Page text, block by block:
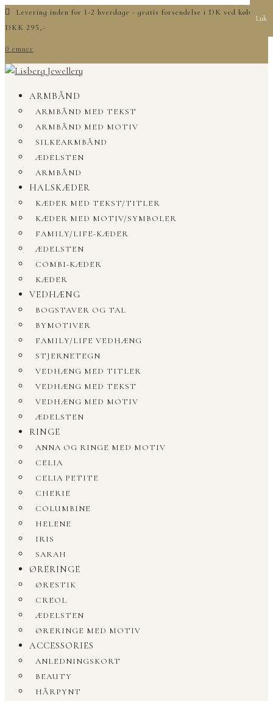
Levering inden for 1-2 hverdage - gratis forsendelse i DK ved køb over
DKK 295,-
0 emner
ARMBÅND
ARMBÅND MED TEKST
ARMBÅND MED MOTIV
SILKEARMBÅND
ÆDELSTEN
ARMBÅND
HALSKÆDER
KÆDER MED TEKST/TITLER
KÆDER MED MOTIV/SYMBOLER
FAMILY/LIFE-KÆDER
ÆDELSTEN
COMBI-KÆDER
KÆDER
VEDHÆNG
BOGSTAVER OG TAL
BYMOTIVER
FAMILY/LIFE VEDHÆNG
STJERNETEGN
VEDHÆNG MED TITLER
VEDHÆNG MED TEKST
VEDHÆNG MED MOTIV
ÆDELSTEN
RINGE
ANNA OG RINGE MED MOTIV
CELIA
CELIA PETITE
CHERIE
COLUMBINE
HELENE
IRIS
SARAH
ØRERINGE
ØRESTIK
CREOL
ÆDELSTEN
ØRERINGE MED MOTIV
ACCESSORIES
ANLEDNINGSKORT
BEAUTY
HÅRPYNT
Luk